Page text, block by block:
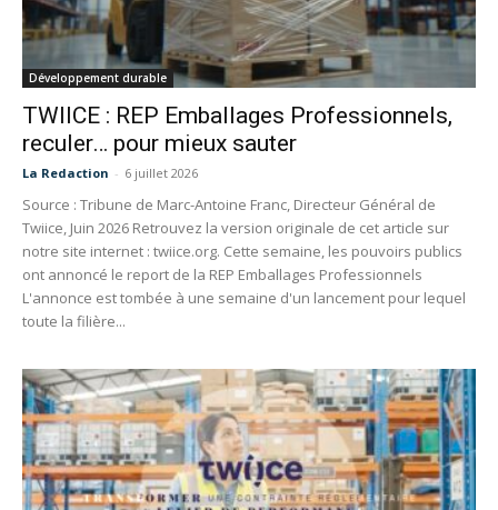
Développement durable
TWIICE : REP Emballages Professionnels,
reculer… pour mieux sauter
La Redaction - 6 juillet 2026
Source : Tribune de Marc-Antoine Franc, Directeur Général de
Twiice, Juin 2026 Retrouvez la version originale de cet article sur
notre site internet : twiice.org. Cette semaine, les pouvoirs publics
ont annoncé le report de la REP Emballages Professionnels
L'annonce est tombée à une semaine d'un lancement pour lequel
toute la filière...